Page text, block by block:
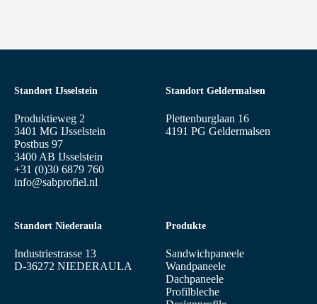
Standort IJsselstein
Produktieweg 2
3401 MG IJsselstein
Postbus 97
3400 AB IJsselstein
+31 (0)30 6879 760
info@sabprofiel.nl
Produkte
Sandwichpaneele
Wandpaneele
Dachpaneele
Profilbleche
Standort Geldermalsen
Plettenburglaan 16
4191 PG Geldermalsen
Standort Niederaula
Industriestrasse 13
D-36272 NIEDERAULA